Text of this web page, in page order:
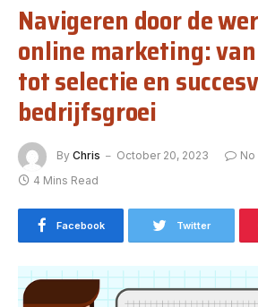
Navigeren door de
online marketing:
tot selectie en
bedrijfsgroei
By Chris October 20, 2023
4 Mins Read
Facebook Twitter